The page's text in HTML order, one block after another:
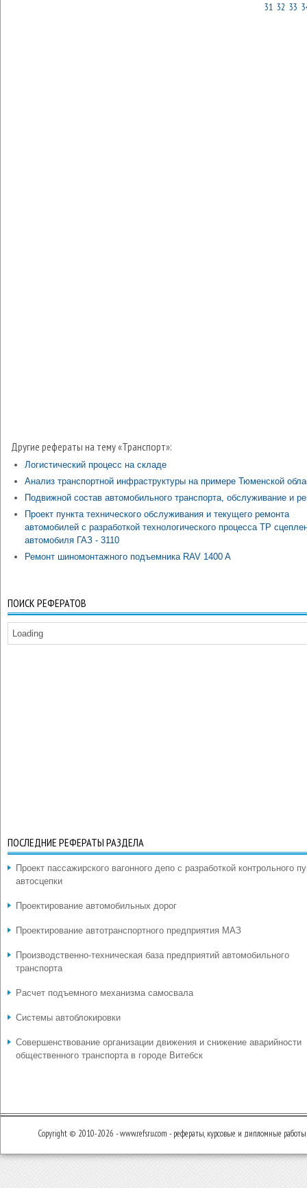
31 32 33
Другие рефераты на тему «Транспорт»:
Логистический процесс на складе
Анализ транспортной инфраструктуры на примере Тюменской
Подвижной состав автомобильного транспорта, обслуживание и
Проект пункта технического обслуживания и текущего ремонта
автомобилей с разработкой технологического процесса ТР
автомобиля ГАЗ - 3110
Ремонт шиномонтажного подъемника RAV 1400 A
ПОИСК РЕФЕРАТОВ
Loading
ПОСЛЕДНИЕ РЕФЕРАТЫ РАЗДЕЛА
Проект пассажирского вагонного депо с разработкой контрольного
автосцепки
Проектирование автомобильных дорог
Проектирование автотранспортного предприятия МАЗ
Производственно-техническая база предприятий автомобильного
транспорта
Расчет подъемного механизма самосвала
Системы автоблокировки
Совершенствование организации движения и снижение аварийности
общественного транспорта в городе Витебск
Copyright © 2010-2026 - www.refsru.com - рефераты, курсовые и дипломные работы